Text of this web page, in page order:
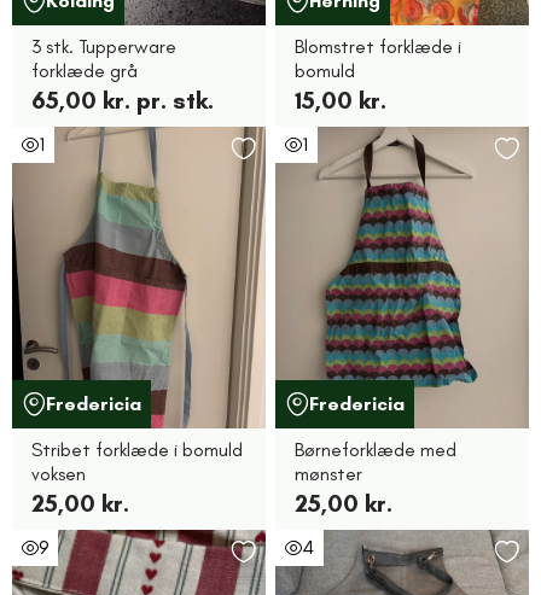
3 stk. Tupperware
forklæde grå
65,00 kr. pr. stk.
Blomstret forklæde i
bomuld
15,00 kr.
1
Fredericia
Stribet forklæde i bomuld
voksen
25,00 kr.
1
Fredericia
Børneforklæde med
mønster
25,00 kr.
9 4